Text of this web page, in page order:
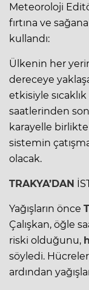
Meteoroloji
fırtına ve
kullandı:
Ülkenin her
dereceye
etkisiyle
saatlerinden
karayelle birlikte
sistemin
olacak.
TRAKYA’DAN
Yağışların önce
Çalışkan, öğle
riski olduğunu,
söyledi.
ardından